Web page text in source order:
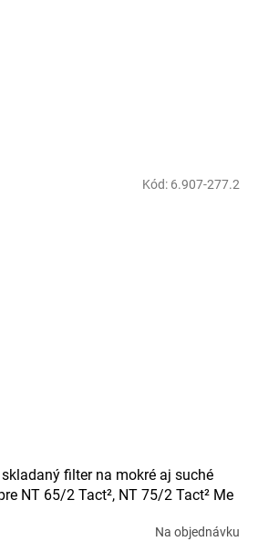
filter na mokré aj suché
NT 65/2 Tact², NT 75/2 Tact² Me
Na objednávku
Kód: 6.907-277.2